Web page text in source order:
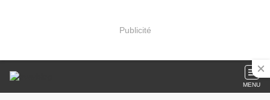
Publicité
MENU